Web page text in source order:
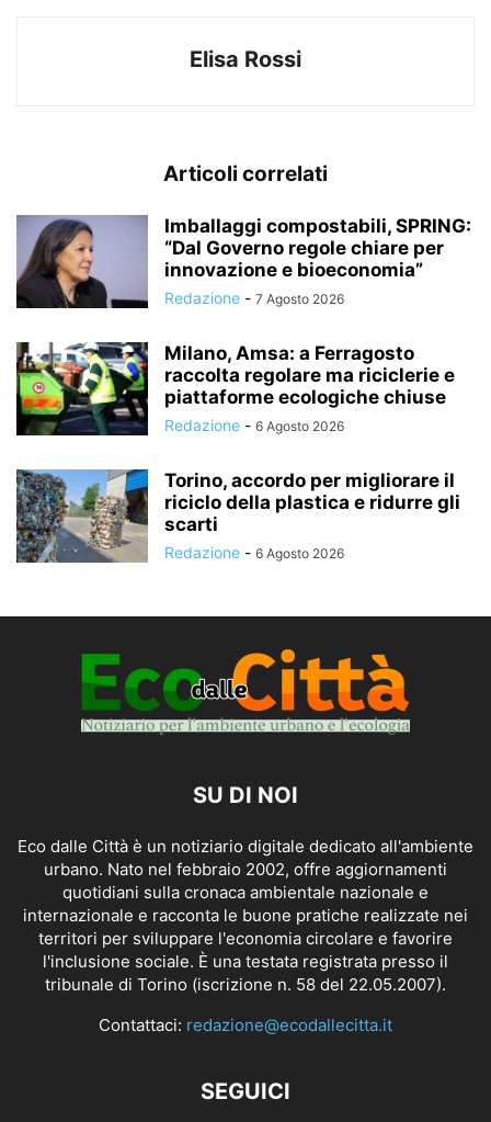
Elisa Rossi
Articoli correlati
Imballaggi compostabili, SPRING:
“Dal Governo regole chiare per
innovazione e bioeconomia”
Redazione - 7 Agosto 2026
Milano, Amsa: a Ferragosto
raccolta regolare ma riciclerie e
piattaforme ecologiche chiuse
Redazione - 6 Agosto 2026
Torino, accordo per migliorare il
riciclo della plastica e ridurre gli
scarti
Redazione - 6 Agosto 2026
SU DI NOI
Eco dalle Città è un notiziario digitale dedicato all'ambiente
urbano. Nato nel febbraio 2002, offre aggiornamenti
quotidiani sulla cronaca ambientale nazionale e
internazionale e racconta le buone pratiche realizzate nei
territori per sviluppare l'economia circolare e favorire
l'inclusione sociale. È una testata registrata presso il
tribunale di Torino (iscrizione n. 58 del 22.05.2007).
Contattaci: redazione@ecodallecitta.it
SEGUICI